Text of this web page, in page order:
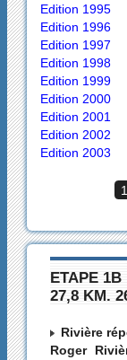
Edition 1995
Edition 1996
Edition 1997
Edition 1998
Edition 1999
Edition 2000
Edition 2001
Edition 2002
Edition 2003
1
ETAPE
27,8 KM.
Rivière
Roger